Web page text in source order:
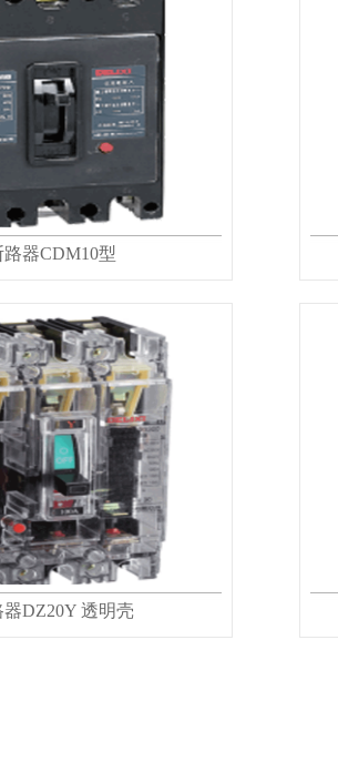
路器CDM10型
DZ20Y 透明壳